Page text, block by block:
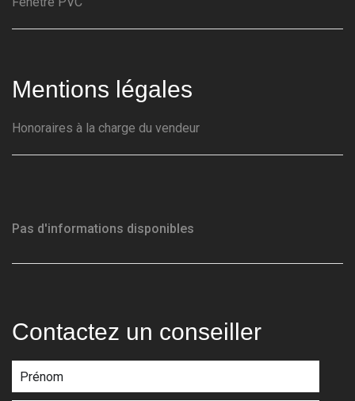
Mentions légales
Honoraires à la charge du vendeur
Pas d'informations disponibles
Contactez un conseiller